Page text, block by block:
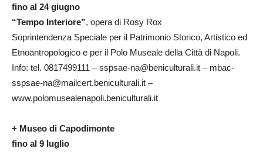
fino al 24 giugno
“Tempo Interiore”, opera di Rosy Rox
Soprintendenza Speciale per il Patrimonio Storico, Artistico ed
Etnoantropologico e per il Polo Museale della Città di Napoli.
Info: tel. 0817499111 – sspsae-na@beniculturali.it – mbac-
sspsae-na@mailcert.beniculturali.it –
www.polomusealenapoli.beniculturali.it
+ Museo di Capodimonte
fino al 9 luglio